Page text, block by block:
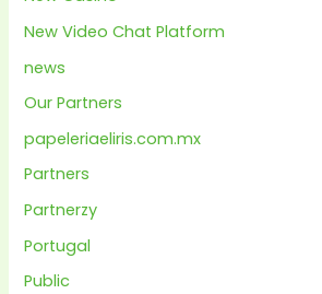
New Video Chat Platform
news
Our Partners
papeleriaeliris.com.mx
Partners
Partnerzy
Portugal
Public